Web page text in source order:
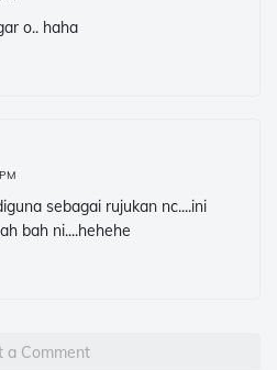
o.. haha
sebagai rujukan nc....ini
bah ni....hehehe
a Comment